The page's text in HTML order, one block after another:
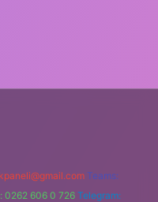
Teams:
0262 606 0 726 Telegram: